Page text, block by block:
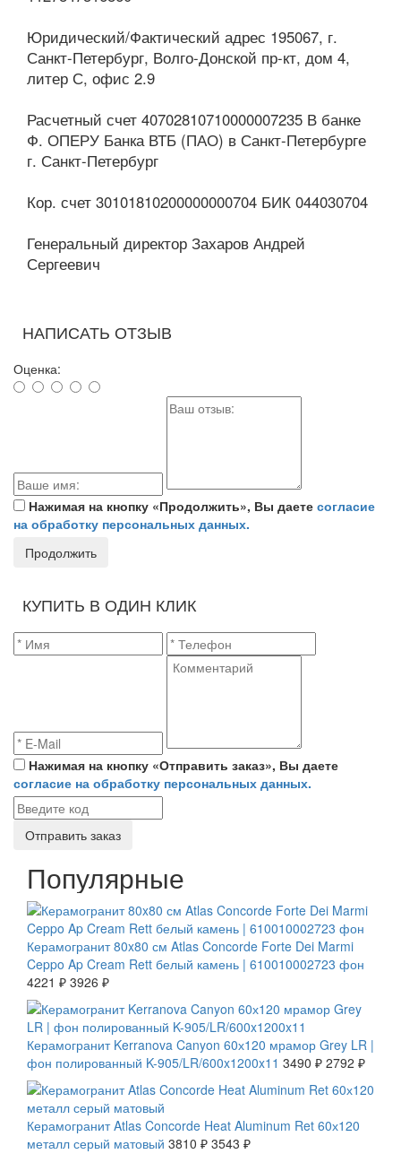
Юридический/Фактический адрес 195067, г.
Санкт-Петербург, Волго-Донской пр-кт, дом 4,
литер С, офис 2.9
Расчетный счет 40702810710000007235 В банке
Ф. ОПЕРУ Банка ВТБ (ПАО) в Санкт-Петербурге
г. Санкт-Петербург
Кор. счет 30101810200000000704 БИК 044030704
Генеральный директор Захаров Андрей
Сергеевич
НАПИСАТЬ ОТЗЫВ
Оценка:
Нажимая на кнопку «Продолжить», Вы даете согласие
на обработку персональных данных.
Продолжить
КУПИТЬ В ОДИН КЛИК
Нажимая на кнопку «Отправить заказ», Вы даете
согласие на обработку персональных данных.
Отправить заказ
Популярные
СКИДКА 7 %
Керамогранит 80x80 см Atlas Concorde Forte Dei Marmi
Ceppo Ap Cream Rett белый камень | 610010002723 фон
4221 ₽ 3926 ₽
Керамогранит Kerranova Canyon 60х120 мрамор Grey LR |
фон полированный K-905/LR/600x1200x11 3490 ₽ 2792 ₽
Керамогранит Atlas Concorde Heat Aluminum Ret 60х120
металл серый матовый 3810 ₽ 3543 ₽